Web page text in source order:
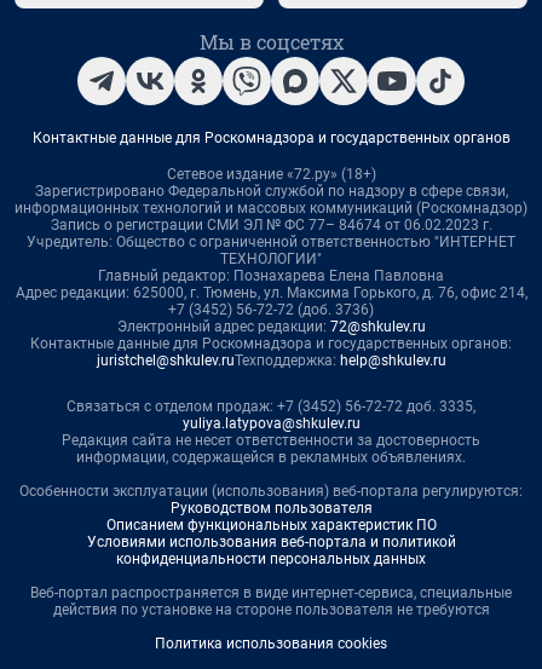
Мы в соцсетях
Контактные данные для Роскомнадзора и государственных органов
Сетевое издание «72.ру» (18+)
Зарегистрировано Федеральной службой по надзору в сфере связи,
информационных технологий и массовых коммуникаций (Роскомнадзор)
Запись о регистрации СМИ ЭЛ № ФС 77– 84674 от 06.02.2023 г.
Учредитель: Общество с ограниченной ответственностью "ИНТЕРНЕТ
ТЕХНОЛОГИИ"
Главный редактор: Познахарева Елена Павловна
Адрес редакции: 625000, г. Тюмень, ул. Максима Горького, д. 76, офис 214,
+7 (3452) 56-72-72 (доб. 3736)
Электронный адрес редакции: 72@shkulev.ru
Контактные данные для Роскомнадзора и государственных органов:
juristchel@shkulev.ruТехподдержка: help@shkulev.ru
Связаться с отделом продаж: +7 (3452) 56-72-72 доб. 3335,
yuliya.latypova@shkulev.ru
Редакция сайта не несет ответственности за достоверность
информации, содержащейся в рекламных объявлениях.
Особенности эксплуатации (использования) веб-портала регулируются:
Руководством пользователя
Описанием функциональных характеристик ПО
Условиями использования веб-портала и политикой
конфиденциальности персональных данных
Веб-портал распространяется в виде интернет-сервиса, специальные
действия по установке на стороне пользователя не требуются
Политика использования cookies